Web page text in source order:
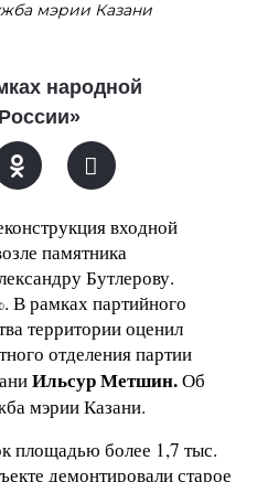
мэрии Казани
народной
входной
памятника
Бутлерову.
В рамках партийного
территории оценил
отделения партии
Ильсур Метшин.Об
мэрии Казани.
площадью более 1,7 тыс.
демонтировали старое